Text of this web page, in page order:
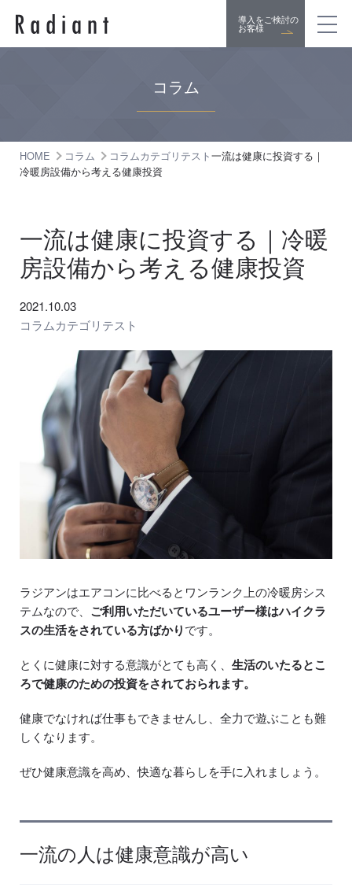
導入をご検討の
お客様
コラム
HOME コラム コラムカテゴリテスト一流は健康に投資する｜
冷暖房設備から考える健康投資
一流は健康に投資する｜冷暖
房設備から考える健康投資
2021.10.03
コラムカテゴリテスト
ラジアンはエアコンに比べるとワンランク上の冷暖房シス
テムなので、 ご利用いただいているユーザー様はハイクラ
スの生活をされている方ばかりです。
とくに健康に対する意識がとても高く、 生活のいたるとこ
ろで健康のための投資をされておられます。
健康でなければ仕事もできませんし、全力で遊ぶことも難
しくなります。
ぜひ健康意識を高め、快適な暮らしを手に入れましょう。
一流の人は健康意識が高い